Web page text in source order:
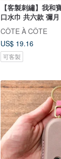
【客製刺繡】我和
口水巾 共六款 彌月
CÔTE À CÔTE
US$ 19.16
可客製